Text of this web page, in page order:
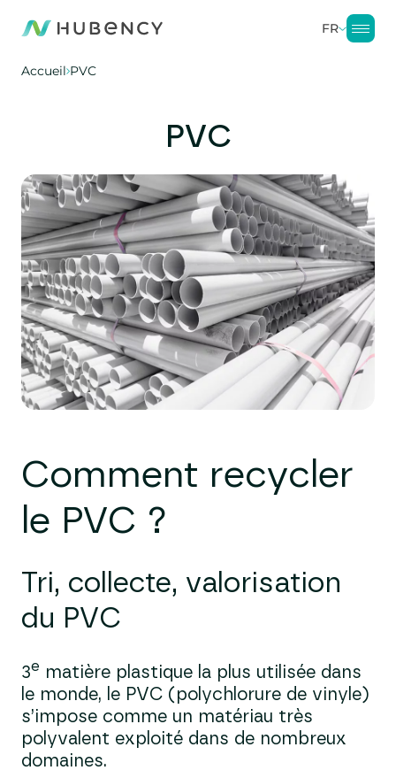
FR
Accueil PVC
PVC
Comment recycler
le PVC ?
Tri, collecte, valorisation
du PVC
3e matière plastique la plus utilisée dans
le monde, le PVC (polychlorure de vinyle)
s’impose comme un matériau très
polyvalent exploité dans de nombreux
domaines.